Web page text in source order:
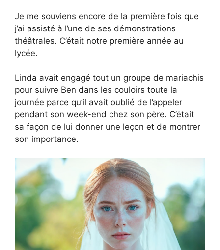
Je me souviens encore de la première fois que
j’ai assisté à l’une de ses démonstrations
théâtrales. C’était notre première année au
lycée.
Linda avait engagé tout un groupe de mariachis
pour suivre Ben dans les couloirs toute la
journée parce qu’il avait oublié de l’appeler
pendant son week-end chez son père. C’était
sa façon de lui donner une leçon et de montrer
son importance.